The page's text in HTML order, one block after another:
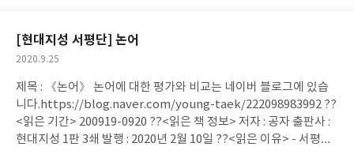
s. 풍성한 내용은 네이버 블로그에 있습니다. -> 인스타 계정에서 링
크 주소로 슝~ -> 네이버 아이디 : 학습하는 청년
릴 때부터 시작하는 이유이기도 한다. 어릴 때부터 자주, 그리고 그
들의 주장을 위해 잘못된 근거를 제시하는 것이다. 이런 역사왜곡 교
육을 받으면 좀처럼 벗어나기 쉽지 않다. 말 그대로 거짓을 믿게 되
는 것이다. 거짓을 사실이라고 믿으니 그 사람의 사고체계 안에서는
진실이 되는 것이다. 이런 현상은 우리 주변에서도 쉽게 찾아볼 수
있다. 그렇기에 에베소서 6장에서 언급하는 '구원의 투구'를 써야
하는 것이다. 생각을 지키기 위해서는 무장하는 방법밖에 없다. 하지
있는 시간을 보낸 경험이 없는 사람들에게 더욱 그렇다. 무엇보다 생
각이 흔들리기 쉬운 이유는 보게 되는 것과 듣게 되는 내용이 한정되
기 때문이다. 긍정의 언어보다 부정의 언어가 속삭이는 시간이 압도
적으로 늘어나기 때문이다. 뉴스나 인터넷에서 실시간으로 올라오
는 압도적으로 많은 부정적인 내용들이 시선을 사로잡고 마음을 향
하게 만든다. 남의 일이 아닐 것 같고 자신의 모습이 될 것 같은 불안
감에서 헤어나지 못하는 것이다. 동시에 이런 시기에도 성장하고 기
[현대지성 서평단] 논어
작
일
2020.9.25
제목 : 《논어》 논어에 대한 평가와 비교는 네이버 블로그에 있습
니다.https://blog.naver.com/young-taek/222098983992 ??
<읽은 기간> 200919-0920 ??<읽은 책 정보> 저자 : 공자 출판사 :
현대지성 1판 3쇄 발행 : 2020년 2월 10일 ??<읽은 이유> - 서평단